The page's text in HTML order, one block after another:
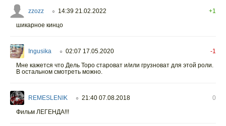
zzozz ○ 14:39 21.02.2022
+1
шикарное кинцо
Ingusika ○ 02:07 17.05.2020
-1
Мне кажется что Дель Торо староват и/или грузноват для этой роли.
В остальном смотреть можно.
REMESLENIK ○ 21:40 07.08.2018
0
Фильм ЛЕГЕНДА!!!